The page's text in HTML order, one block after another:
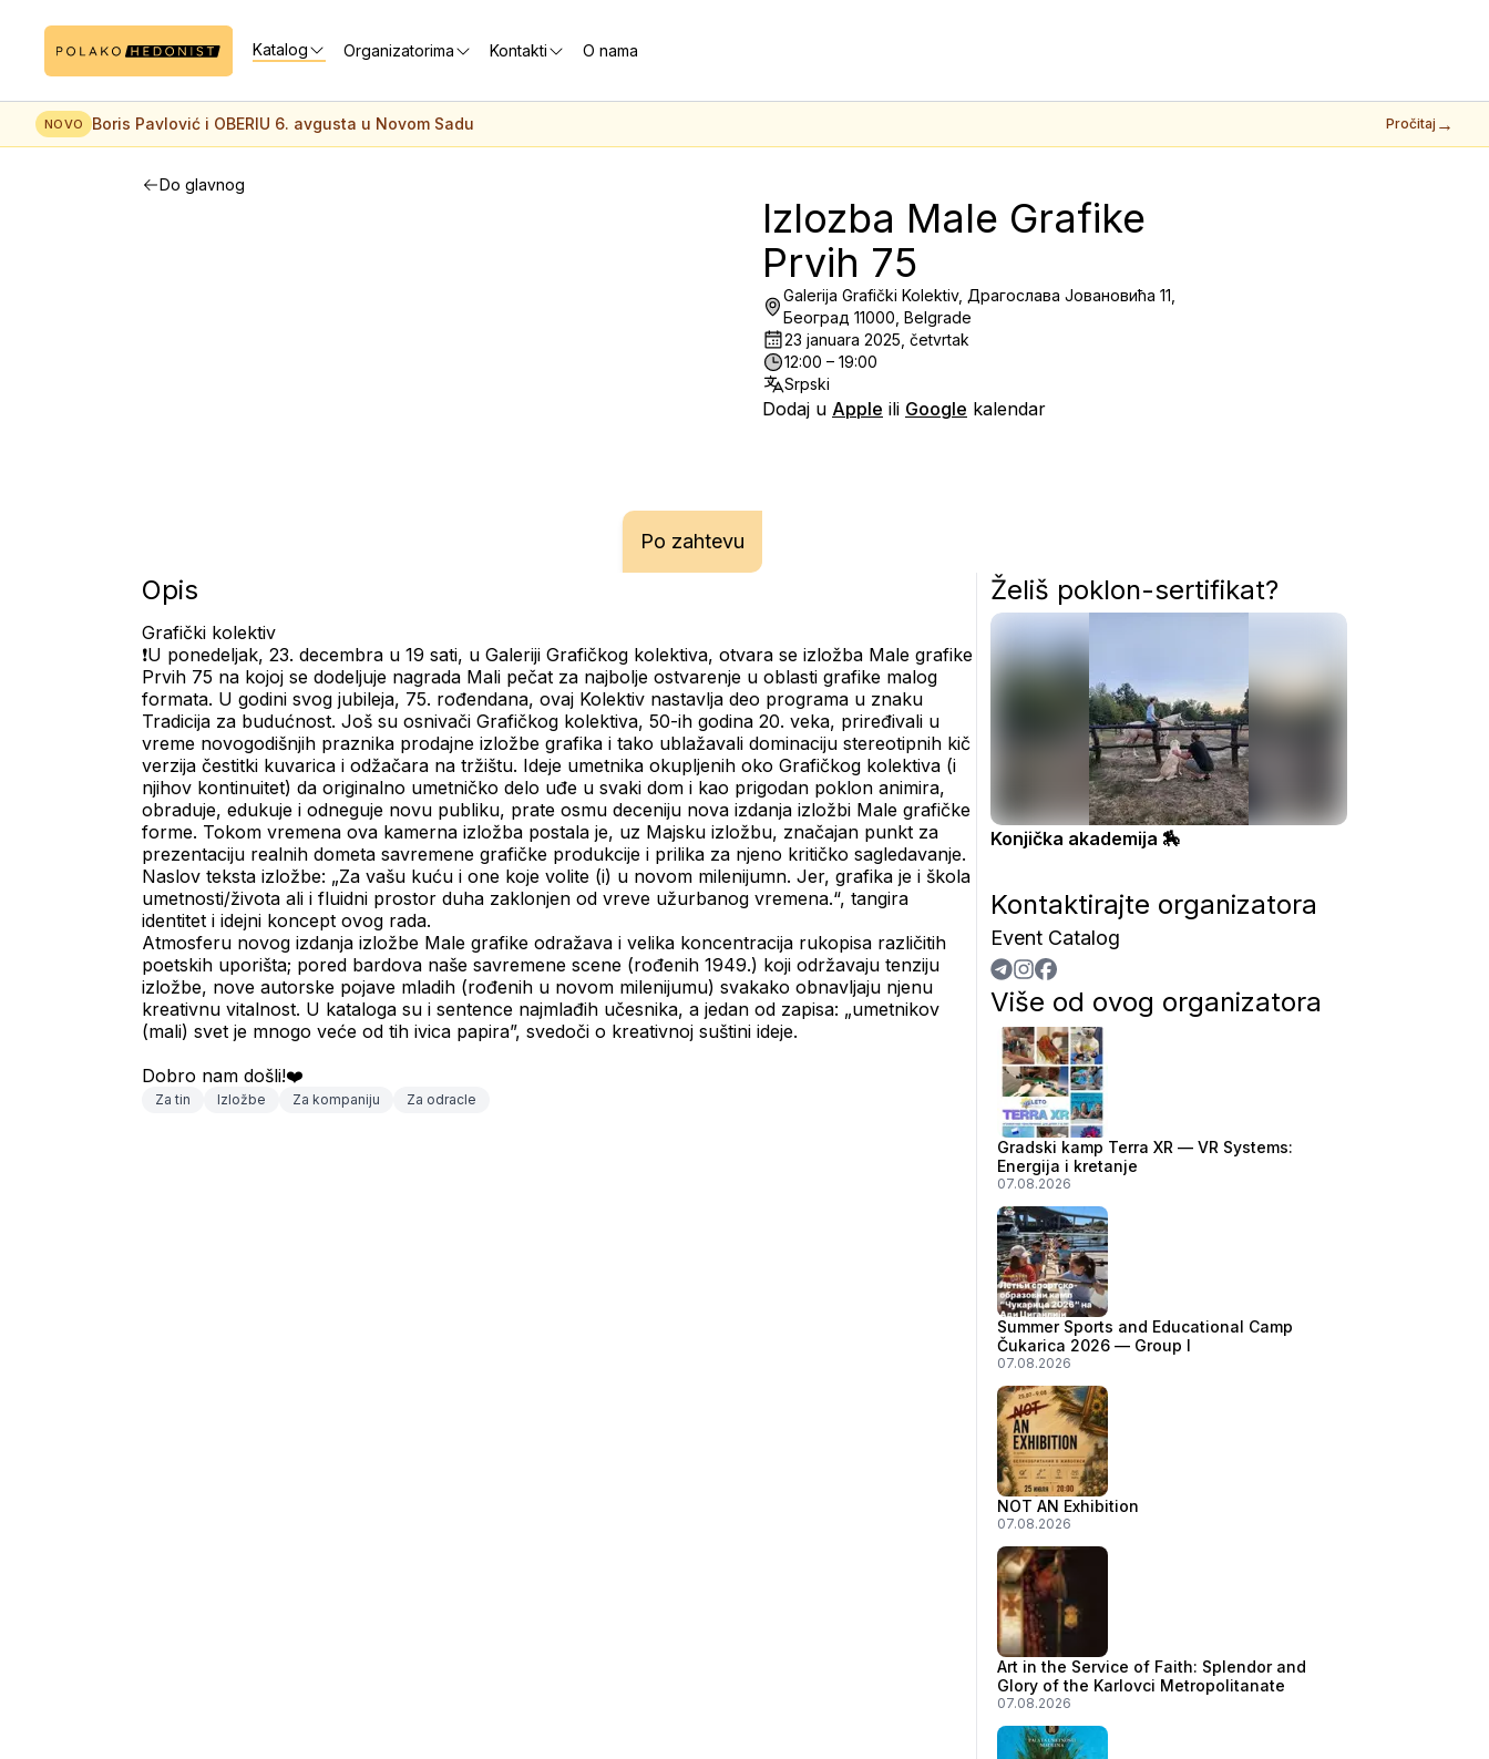
Katalog Organizatorima Kontakti O nama
NOVO Boris Pavlović i OBERIU 6. avgusta u Novom Sadu Pročitaj →
Do glavnog
Po zahtevu
Izlozba Male Grafike
Prvih 75
Galerija Grafički Kolektiv, Драгослава Јовановића 11,
Београд 11000, Belgrade
23 januara 2025, četvrtak
12:00 – 19:00
Srpski
Dodaj u Apple ili Google kalendar
Opis
Grafički kolektiv
❗U ponedeljak, 23. decembra u 19 sati, u Galeriji Grafičkog kolektiva, otvara se izložba Male grafike
Prvih 75 na kojoj se dodeljuje nagrada Mali pečat za najbolje ostvarenje u oblasti grafike malog
formata. U godini svog jubileja, 75. rođendana, ovaj Kolektiv nastavlja deo programa u znaku
Tradicija za budućnost. Još su osnivači Grafičkog kolektiva, 50-ih godina 20. veka, priređivali u
vreme novogodišnjih praznika prodajne izložbe grafika i tako ublažavali dominaciju stereotipnih kič
verzija čestitki kuvarica i odžačara na tržištu. Ideje umetnika okupljenih oko Grafičkog kolektiva (i
njihov kontinuitet) da originalno umetničko delo uđe u svaki dom i kao prigodan poklon animira,
obraduje, edukuje i odneguje novu publiku, prate osmu deceniju nova izdanja izložbi Male grafičke
forme. Tokom vremena ova kamerna izložba postala je, uz Majsku izložbu, značajan punkt za
prezentaciju realnih dometa savremene grafičke produkcije i prilika za njeno kritičko sagledavanje.
Naslov teksta izložbe: „Za vašu kuću i one koje volite (i) u novom milenijumn. Jer, grafika je i škola
umetnosti/života ali i fluidni prostor duha zaklonjen od vreve užurbanog vremena.“, tangira
identitet i idejni koncept ovog rada.
Atmosferu novog izdanja izložbe Male grafike odražava i velika koncentracija rukopisa različitih
poetskih uporišta; pored bardova naše savremene scene (rođenih 1949.) koji održavaju tenziju
izložbe, nove autorske pojave mladih (rođenih u novom milenijumu) svakako obnavljaju njenu
kreativnu vitalnost. U kataloga su i sentence najmlađih učesnika, a jedan od zapisa: „umetnikov
(mali) svet je mnogo veće od tih ivica papira”, svedoči o kreativnoj suštini ideje.
Dobro nam došli!❤️
Za tin Izložbe Za kompaniju Za odracle
Želiš poklon-sertifikat?
Konjička akademija 🏇
Kontaktirajte organizatora
Event Catalog
Više od ovog organizatora
Gradski kamp Terra XR — VR Systems:
Energija i kretanje
07.08.2026
Summer Sports and Educational Camp
Čukarica 2026 — Group I
07.08.2026
NOT AN Exhibition
07.08.2026
Art in the Service of Faith: Splendor and
Glory of the Karlovci Metropolitanate
07.08.2026